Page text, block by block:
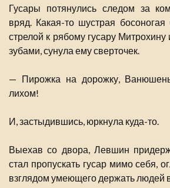
Гусары потянулись следом за
вряд. Какая-то шустрая босоногая
стрелой к рябому гусару
зубами, сунула ему сверточек.
— Пирожка на дорожку,
лихом!
И, застыдившись, юркнула куда-то.
Выехав со двора, Левшин
стал пропускать гусар мимо себя,
взглядом умеющего держать людей